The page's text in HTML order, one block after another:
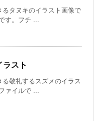
タヌキのイラスト画像で
す。フチ ...
スト
敬礼するスズメのイラス
ァイルで ...